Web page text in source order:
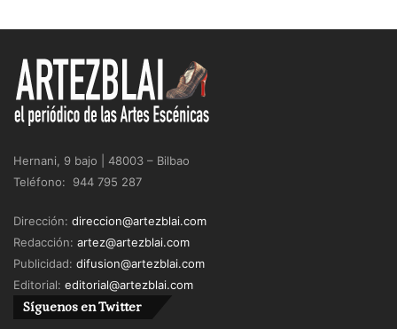
Hernani, 9 bajo | 48003 – Bilbao
Teléfono: 944 795 287
Dirección: direccion@artezblai.com
Redacción: artez@artezblai.com
Publicidad: difusion@artezblai.com
Editorial: editorial@artezblai.com
Síguenos en Twitter